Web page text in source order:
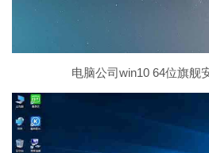
电脑公司win10 64位旗舰